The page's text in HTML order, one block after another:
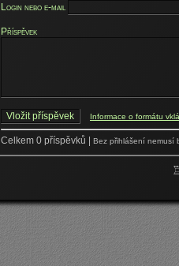
Login nebo e-mail
Příspěvek
Informace o formátu
Celkem 0 příspěvků | Bez přihlášení nemusí